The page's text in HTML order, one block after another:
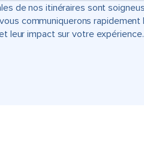
de nos itinéraires sont
communiquerons
leur impact sur votre expérience.